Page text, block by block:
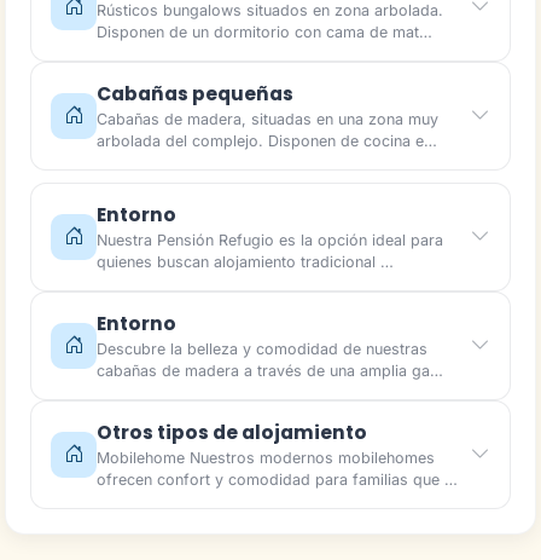
Rústicos bungalows situados en zona arbolada.
Disponen de un dormitorio con cama de mat…
Cabañas pequeñas
Cabañas de madera, situadas en una zona muy
arbolada del complejo. Disponen de cocina e…
Entorno
Nuestra Pensión Refugio es la opción ideal para
quienes buscan alojamiento tradicional …
Entorno
Descubre la belleza y comodidad de nuestras
cabañas de madera a través de una amplia ga…
Otros tipos de alojamiento
Mobilehome Nuestros modernos mobilehomes
ofrecen confort y comodidad para familias que …